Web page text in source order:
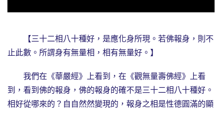
【三十二相八十種好，是應化身所現。若佛報身，則不
止此數。所謂身有無量相，相有無量好。】
我們在《華嚴經》上看到，在《觀無量壽佛經》上看
到，看到佛的報身，佛的報身的確不是三十二相八十種好。
相好從哪來的？自自然然變現的，報身之相是性德圓滿的顯